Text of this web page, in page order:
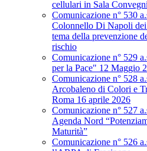
cellulari in Sala Convegni
Comunicazione n° 530
Colonnello Di Napoli
tema della prevenzione
rischio
Comunicazione n° 529
per la Pace" 12 Maggio
Comunicazione n° 528
Arcobaleno di Colori e
Roma 16 aprile 2026
Comunicazione n° 527
Agenda Nord
Maturità”
Comunicazione n° 526